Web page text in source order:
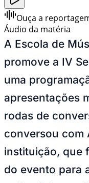
Ouça a
Áudio da matéria
A Escola de
promove a IV
uma
apresentações
rodas de
conversou com
instituição, que
do evento para